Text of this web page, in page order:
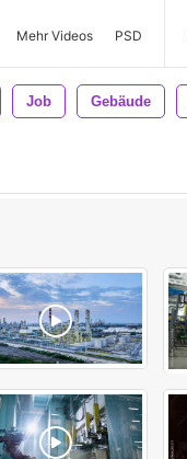
Mehr Videos PSD
Job Gebäude